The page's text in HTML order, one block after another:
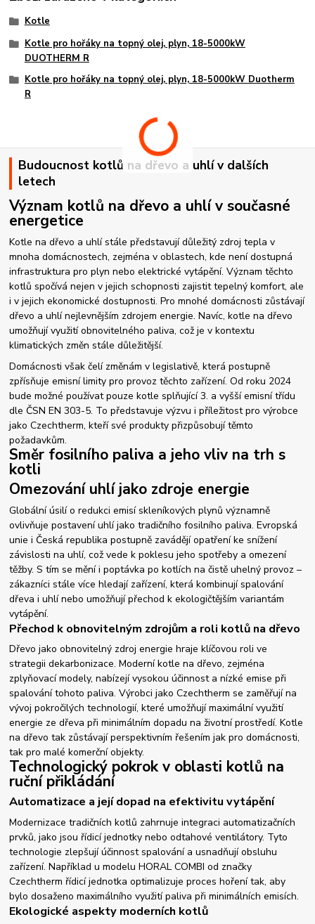
Kotle
Kotle pro hořáky na topný olej, plyn, 18-5000kW
DUOTHERM R
Kotle pro hořáky na topný olej, plyn, 18-5000kW Duotherm
R
Budoucnost kotlů na dřevo a uhlí v dalších
letech
Význam kotlů na dřevo a uhlí v současné
energetice
Kotle na dřevo a uhlí stále představují důležitý zdroj tepla v
mnoha domácnostech, zejména v oblastech, kde není dostupná
infrastruktura pro plyn nebo elektrické vytápění. Význam těchto
kotlů spočívá nejen v jejich schopnosti zajistit tepelný komfort, ale
i v jejich ekonomické dostupnosti. Pro mnohé domácnosti zůstávají
dřevo a uhlí nejlevnějším zdrojem energie. Navíc, kotle na dřevo
umožňují využití obnovitelného paliva, což je v kontextu
klimatických změn stále důležitější.
Domácnosti však čelí změnám v legislativě, která postupně
zpřísňuje emisní limity pro provoz těchto zařízení. Od roku 2024
bude možné používat pouze kotle splňující 3. a vyšší emisní třídu
dle ČSN EN 303-5. To představuje výzvu i příležitost pro výrobce
jako Czechtherm, kteří své produkty přizpůsobují těmto
požadavkům.
Směr fosilního paliva a jeho vliv na trh s
kotli
Omezování uhlí jako zdroje energie
Globální úsilí o redukci emisí skleníkových plynů významně
ovlivňuje postavení uhlí jako tradičního fosilního paliva. Evropská
unie i Česká republika postupně zavádějí opatření ke snížení
závislosti na uhlí, což vede k poklesu jeho spotřeby a omezení
těžby. S tím se mění i poptávka po kotlích na čistě uhelný provoz –
zákazníci stále více hledají zařízení, která kombinují spalování
dřeva i uhlí nebo umožňují přechod k ekologičtějším variantám
vytápění.
Přechod k obnovitelným zdrojům a roli kotlů na dřevo
Dřevo jako obnovitelný zdroj energie hraje klíčovou roli ve
strategii dekarbonizace. Moderní kotle na dřevo, zejména
zplyňovací modely, nabízejí vysokou účinnost a nízké emise při
spalování tohoto paliva. Výrobci jako Czechtherm se zaměřují na
vývoj pokročilých technologií, které umožňují maximální využití
energie ze dřeva při minimálním dopadu na životní prostředí. Kotle
na dřevo tak zůstávají perspektivním řešením jak pro domácnosti,
tak pro malé komerční objekty.
Technologický pokrok v oblasti kotlů na
ruční přikládání
Automatizace a její dopad na efektivitu vytápění
Modernizace tradičních kotlů zahrnuje integraci automatizačních
prvků, jako jsou řídicí jednotky nebo odtahové ventilátory. Tyto
technologie zlepšují účinnost spalování a usnadňují obsluhu
zařízení. Například u modelu HORAL COMBI od značky
Czechtherm řídicí jednotka optimalizuje proces hoření tak, aby
bylo dosaženo maximálního využití paliva při minimálních emisích.
Ekologické aspekty moderních kotlů